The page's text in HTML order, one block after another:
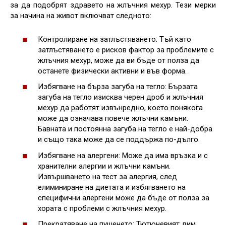
за да подобрят здравето на жлъчния мехур. Тези мерки
за начина на живот включват следното:
Контролиране на затлъстяването: Тъй като
затлъстяването е рисков фактор за проблемите с
жлъчния мехур, може да ви бъде от полза да
останете физически активни и във форма.
Избягване на бърза загуба на тегло: Бързата
загуба на тегло изисква черен дроб и жлъчния
мехур да работят извънредно, което понякога
може да означава повече жлъчни камъни.
Бавната и постоянна загуба на тегло е най-добра
и също така може да се поддържа по-дълго.
Избягване на алергени: Може да има връзка и с
хранителни алергии и жлъчни камъни.
Извършването на тест за алергия, след
елиминиране на диетата и избягването на
специфични алергени може да бъде от полза за
хората с проблеми с жлъчния мехур.